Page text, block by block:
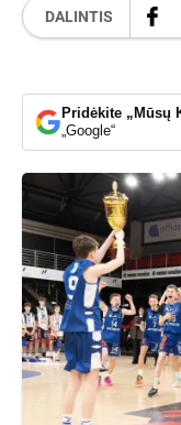
DALINTIS
Pridėkite „Mūsų
„Google“